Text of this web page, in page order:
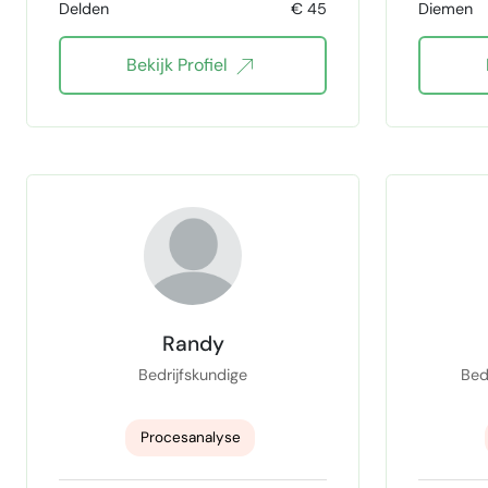
Data Science
Delden
€ 45
Bekijk Profiel
project
Diemen
Randy
Bedrijfskundige
Procesanalyse